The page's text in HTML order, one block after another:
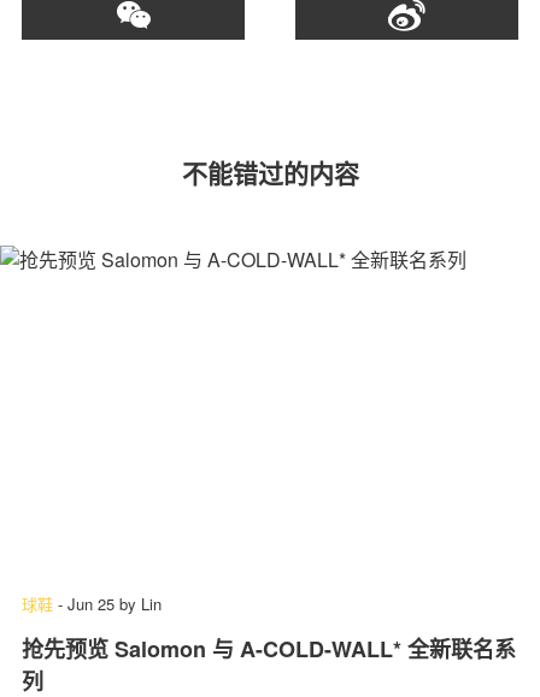
不能错过的内容
球鞋 - Jun 25 by Lin
抢先预览 Salomon 与 A-COLD-WALL* 全新联名系
列